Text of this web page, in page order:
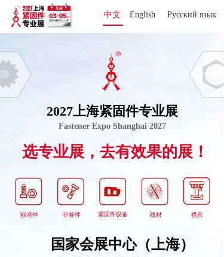
中文 English Русский язык
2027上海紧固件专业展
国家会展中心（上海）
Fastener Expo Shanghai 2027
选专业展，去有效果的展！
标准件 非标件 紧固件设备 线材 模具